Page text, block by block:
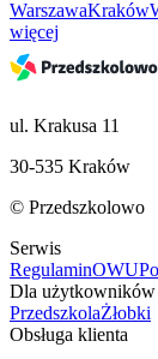
WarszawaKraków
więcej
ul. Krakusa 11
30-535 Kraków
© Przedszkolowo
Serwis
RegulaminOWU
Dla użytkowników
PrzedszkolaŻłobki
Obsługa klienta